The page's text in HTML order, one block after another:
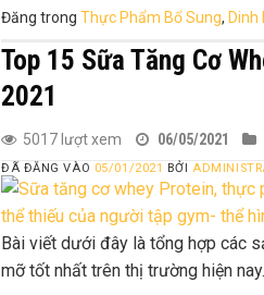
Đăng trong Thực Phẩm Bổ Sung, Dinh
Top 15 Sữa Tăng Cơ
2021
5017 lượt xem 06/05/2021
ĐÃ ĐĂNG VÀO 05/01/2021 BỞI
Bài viết dưới đây là tổng hợp các
mỡ tốt nhất trên thị trường hiện